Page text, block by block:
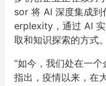
sor 将 AI 深度集成到
erplexity，通过 AI
取和知识探索的方式。
“如今，我们处在一
指出，疫情以来，在